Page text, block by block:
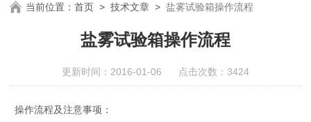
当前位置：首页 >技术文章 >盐雾试验箱操作流程
盐雾试验箱操作流程
更新时间：2016-01-06 点击次数：3424
操作流程及注意事项：